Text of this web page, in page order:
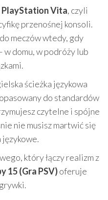
PlayStation Vita, czyli
przenośnej konsoli.
meczów wtedy, gdy
w domu, w podróży lub
ścieżka językowa
do standardów
czytelne i spójne
nie musisz martwić się
który łączy realizm z
15 (Gra PSV)oferuje